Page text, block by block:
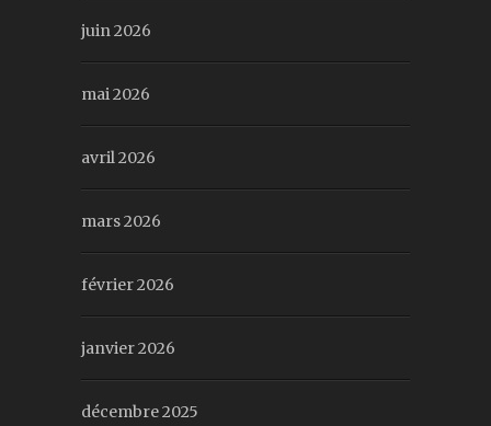
juin 2026
mai 2026
avril 2026
mars 2026
février 2026
janvier 2026
décembre 2025